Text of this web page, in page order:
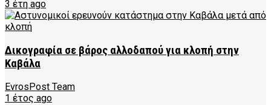
3 έτη ago
Δικογραφία σε βάρος αλλοδαπού για κλοπή στην
Καβάλα
EvrosPost Team
1 έτος ago